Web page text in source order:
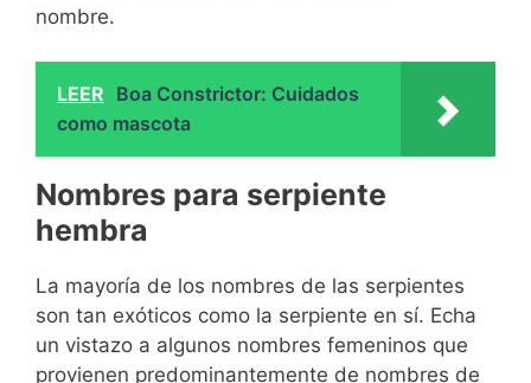
nombre.
LEER Boa Constrictor: Cuidados
como mascota
Nombres para serpiente
hembra
La mayoría de los nombres de las serpientes
son tan exóticos como la serpiente en sí. Echa
un vistazo a algunos nombres femeninos que
provienen predominantemente de nombres de